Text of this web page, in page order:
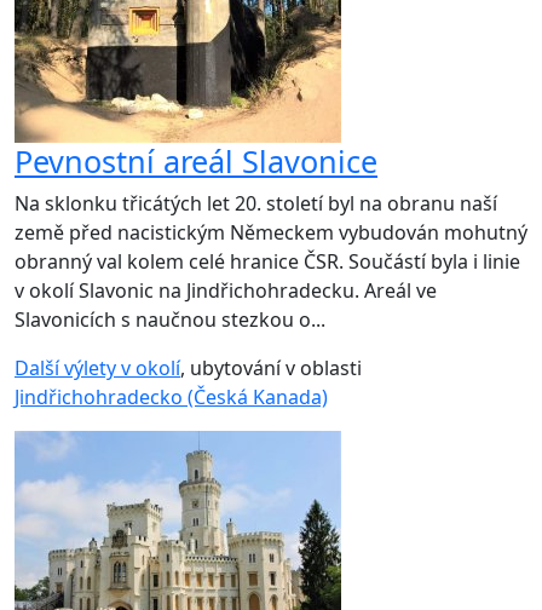
Pevnostní areál Slavonice
Na sklonku třicátých let 20. století byl na obranu naší
země před nacistickým Německem vybudován mohutný
obranný val kolem celé hranice ČSR. Součástí byla i linie
v okolí Slavonic na Jindřichohradecku. Areál ve
Slavonicích s naučnou stezkou o...
Další výlety v okolí, ubytování v oblasti
Jindřichohradecko (Česká Kanada)